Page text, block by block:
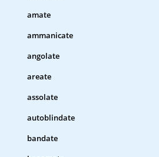
amate
ammanicate
angolate
areate
assolate
autoblindate
bandate